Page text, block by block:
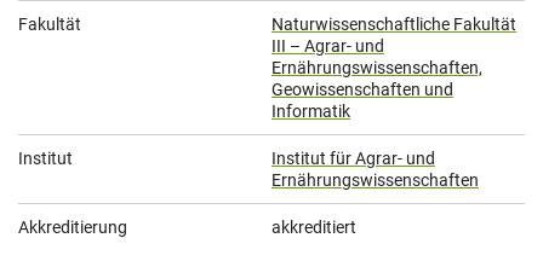
Fakultät
Naturwissenschaftliche Fakultät
III – Agrar- und
Ernährungswissenschaften,
Geowissenschaften und
Informatik
Institut
Institut für Agrar- und
Ernährungswissenschaften
Akkreditierung akkreditiert